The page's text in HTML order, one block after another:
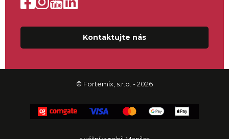
© Fortemix, s.r.o. - 2026
Kontaktujte nás